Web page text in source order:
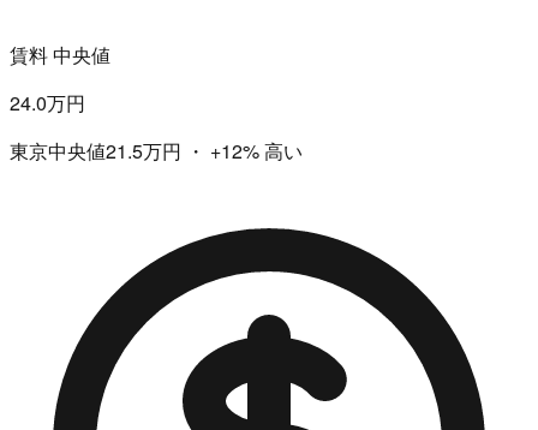
賃料 中央値
24.0万円
東京中央値21.5万円 ・ +12%高い